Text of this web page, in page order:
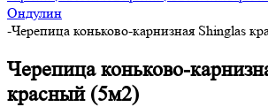
Ондулин
-Черепица коньково-карнизная Shinglas
Черепица коньково-
красный (5м2)